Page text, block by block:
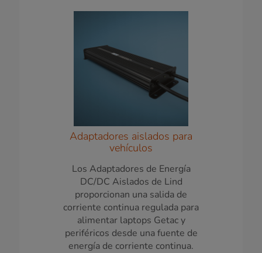
Adaptadores aislados para
vehículos
Los Adaptadores de Energía
DC/DC Aislados de Lind
proporcionan una salida de
corriente continua regulada para
alimentar laptops Getac y
periféricos desde una fuente de
energía de corriente continua.